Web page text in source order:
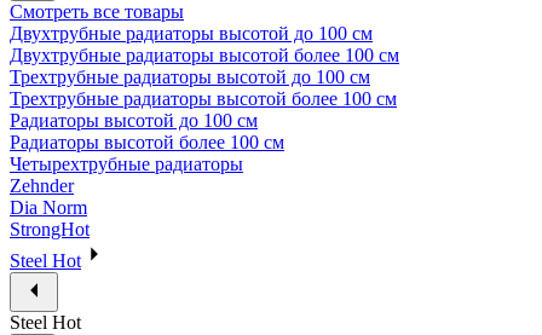
Смотреть все товары
Двухтрубные радиаторы высотой до 100 см
Двухтрубные радиаторы высотой более 100 см
Трехтрубные радиаторы высотой до 100 см
Трехтрубные радиаторы высотой более 100 см
Радиаторы высотой до 100 см
Радиаторы высотой более 100 см
Четырехтрубные радиаторы
Zehnder
Dia Norm
StrongHot
Steel Hot
Steel Hot